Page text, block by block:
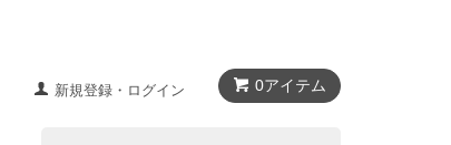
0アイテム
新規登録・ログイン